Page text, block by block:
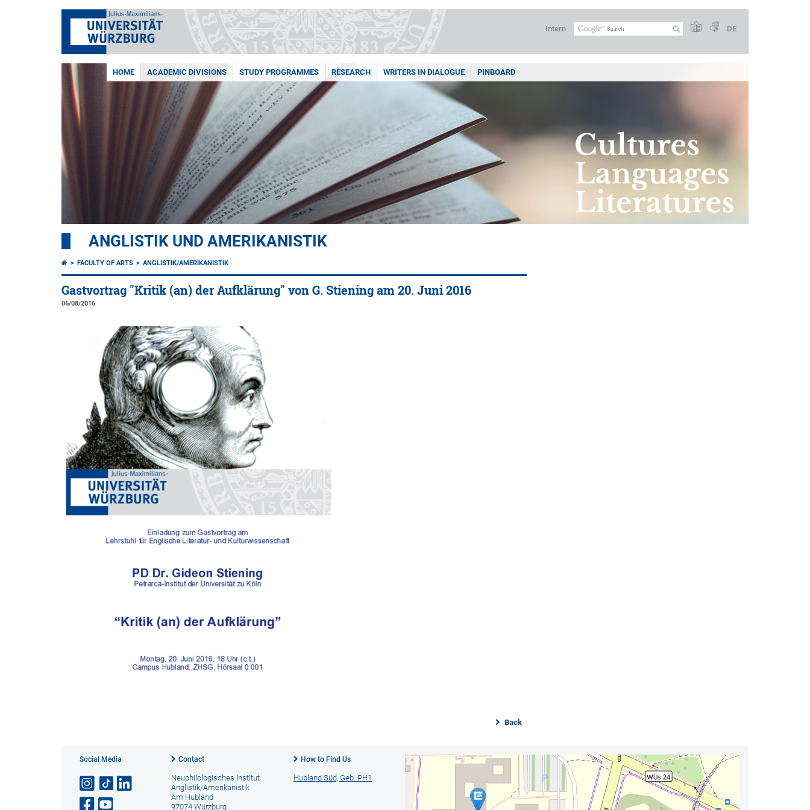
Intern DE
HOME ACADEMIC DIVISIONS STUDY PROGRAMMES RESEARCH WRITERS IN DIALOGUE PINBOARD
ANGLISTIK UND AMERIKANISTIK
FACULTY OF ARTS ANGLISTIK/AMERIKANISTIK
Gastvortrag "Kritik (an) der Aufklärung" von G. Stiening am 20. Juni 2016
06/08/2016
Back
Social Media Contact
Neuphilologisches Institut
Anglistik/Amerikanistik
Am Hubland
97074 Würzburg
How to Find Us
Hubland Süd, Geb. PH1